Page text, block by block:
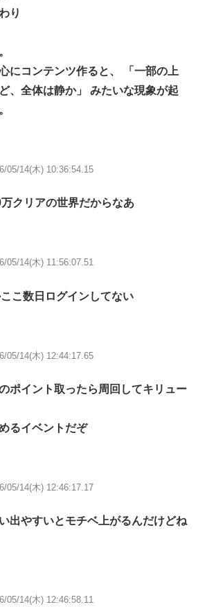
り
にコンテンツ作ると、 「一部の上
、全体は静か」 みたいな現象が起
05/14(木) 10:36:54.15
クリアの世界だからなあ
05/14(木) 11:56:07.51
こ数日ログインしてない
05/14(木) 12:44:17.65
ポイント取ったら周回してキリュー
るイベントだぞ
05/14(木) 12:46:17.17
出やすいとモチベ上がるんだけどね
05/14(木) 12:46:58.11